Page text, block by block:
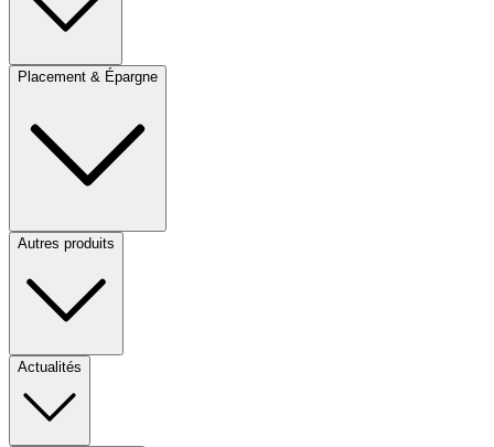
Placement & Épargne
Autres produits
Actualités